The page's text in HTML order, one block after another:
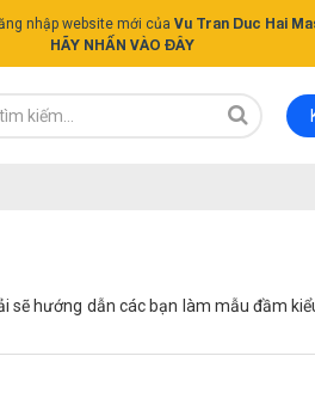
nhập website mới của Vu Tran Duc Hai
HÃY NHẤN VÀO ĐÂY
hướng dẫn các bạn làm mẫu đầm